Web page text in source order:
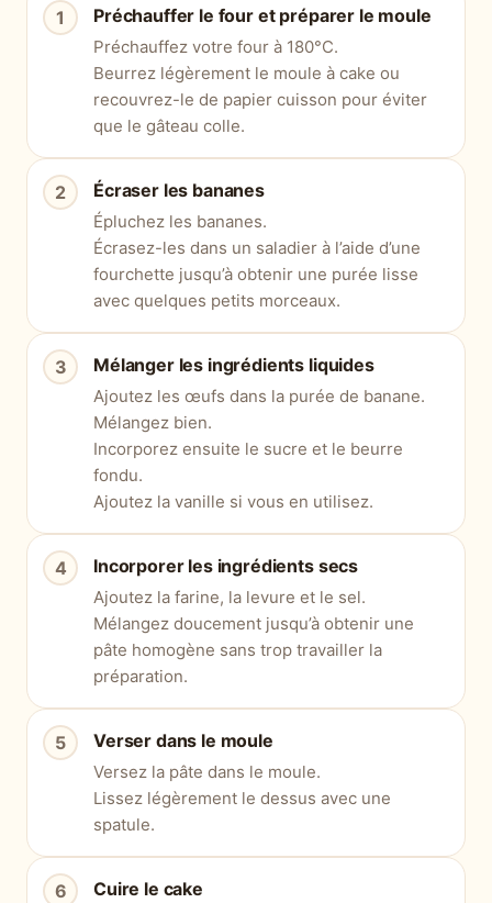
Préchauffer le four et préparer le moule
Préchauffez votre four à 180°C.
Beurrez légèrement le moule à cake ou
recouvrez-le de papier cuisson pour éviter
que le gâteau colle.
Écraser les bananes
Épluchez les bananes.
Écrasez-les dans un saladier à l’aide d’une
fourchette jusqu’à obtenir une purée lisse
avec quelques petits morceaux.
Mélanger les ingrédients liquides
Ajoutez les œufs dans la purée de banane.
Mélangez bien.
Incorporez ensuite le sucre et le beurre
fondu.
Ajoutez la vanille si vous en utilisez.
Incorporer les ingrédients secs
Ajoutez la farine, la levure et le sel.
Mélangez doucement jusqu’à obtenir une
pâte homogène sans trop travailler la
préparation.
Verser dans le moule
Versez la pâte dans le moule.
Lissez légèrement le dessus avec une
spatule.
Cuire le cake